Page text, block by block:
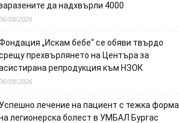
да надхвърли 4000
08/2026
„Искам бебе“ се обяви твърдо
прехвърлянето на Центъра за
репродукция към НЗОК
08/2026
лечение на пациент с тежка форма
легионерска болест в УМБАЛ Бургас